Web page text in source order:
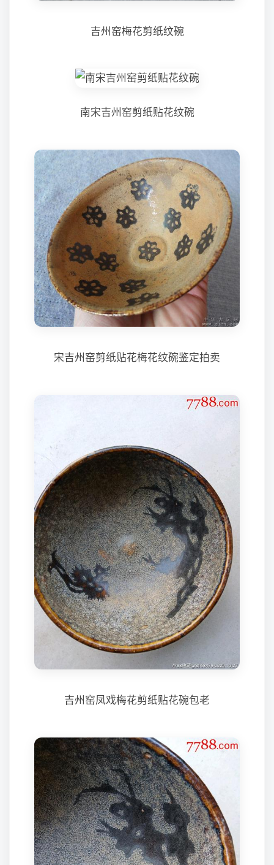
吉州窑梅花剪纸纹碗
南宋吉州窑剪纸贴花纹碗
宋吉州窑剪纸贴花梅花纹碗鉴定拍卖
吉州窑凤戏梅花剪纸贴花碗包老